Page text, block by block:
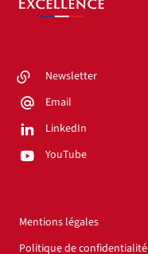
Newsletter
Email
LinkedIn
YouTube
Mentions légales
Politique de confidentialité